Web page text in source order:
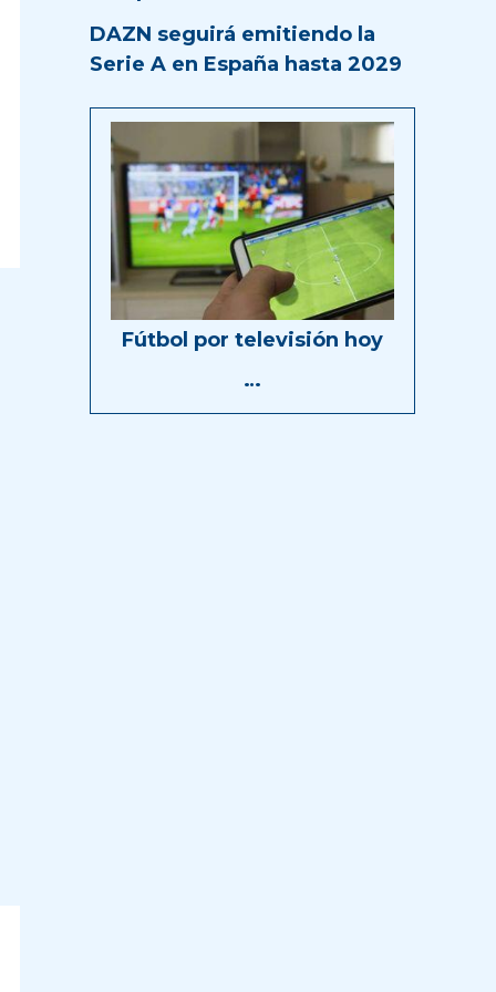
DAZN seguirá emitiendo la
Serie A en España hasta 2029
Fútbol por televisión hoy
…